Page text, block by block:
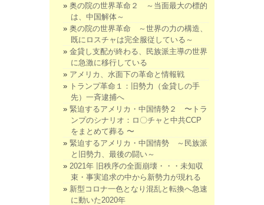
奥の院の世界革命２ ～当面最大の標的
は、中国解体～
奥の院の世界革命 ～世界の力の構造、
既にロスチャは完全服従している～
金貸し支配が終わる、民族派主導の世界
に急激に移行している
アメリカ、水面下の革命と情報戦
トランプ革命１：旧勢力（金貸しの手
先）一斉逮捕へ
緊迫するアメリカ・中国情勢２ 〜トラ
ンプのシナリオ：ロ〇チャと中共CCP
をまとめて葬る 〜
緊迫するアメリカ・中国情勢 ～民族派
と旧勢力、最後の闘い～
2021年 旧秩序の全面崩壊・・・未知収
束・事実追求の中から新勢力が現れる
新型コロナ一色となり混乱と転換へ急速
に動いた2020年